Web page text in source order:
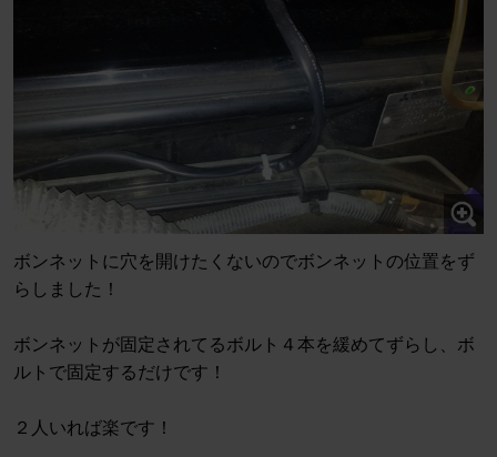
ボンネットに穴を開けたくないのでボンネットの位置をず
らしました！
ボンネットが固定されてるボルト４本を緩めてずらし、ボ
ルトで固定するだけです！
２人いれば楽です！